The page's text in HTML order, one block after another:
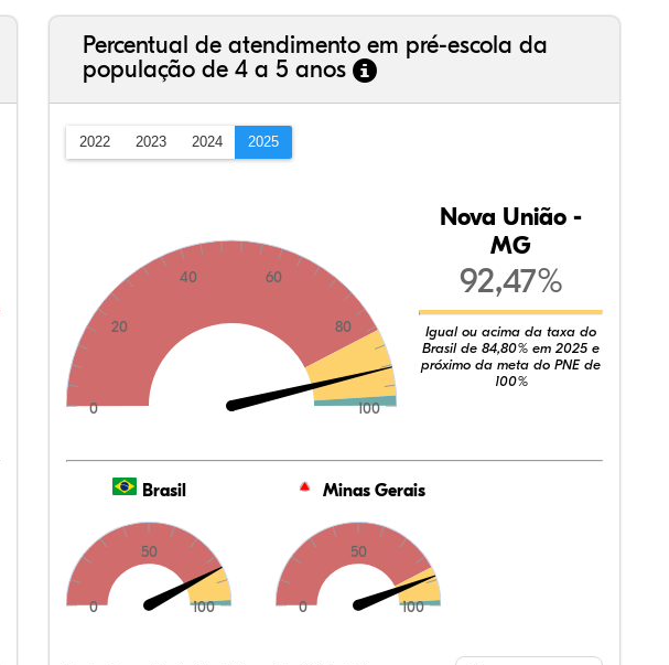
Percentual de atendimento em pré-escola da
população de 4 a 5 anos
2022 2023 2024 2025
0
20
40 60
80
100
Nova União -
MG
92,47%
Igual ou acima da taxa do
Brasil de 84,80% em 2025 e
próximo da meta do PNE de
100%
Brasil
0
50
100
Minas Gerais
0
50
100
33,64%
10,67%
0,59%
52,99%
0,22%
1,89%
35,47%
7,72%
0,47%
54,20%
0,83%
1,31%